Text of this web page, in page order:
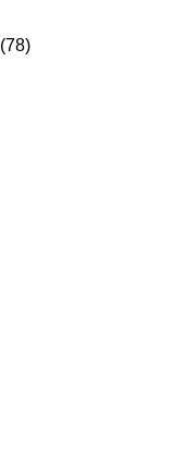
(78)